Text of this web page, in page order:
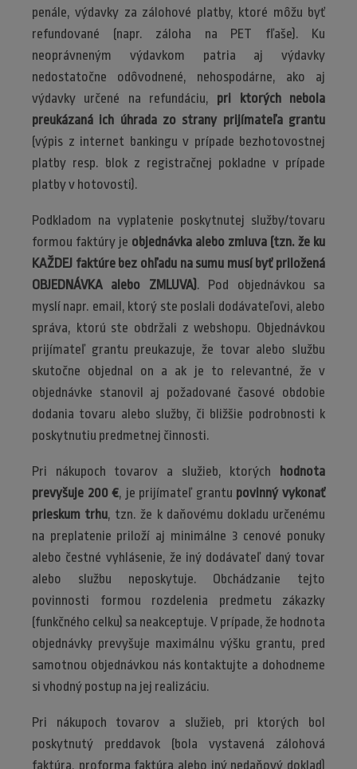
penále, výdavky za zálohové platby, ktoré môžu byť
refundované (napr. záloha na PET fľaše). Ku
neoprávneným výdavkom patria aj výdavky
nedostatočne odôvodnené, nehospodárne, ako aj
výdavky určené na refundáciu, pri ktorých nebola
preukázaná ich úhrada zo strany prijímateľa grantu
(výpis z internet bankingu v prípade bezhotovostnej
platby resp. blok z registračnej pokladne v prípade
platby v hotovosti).
Podkladom na vyplatenie poskytnutej služby/tovaru
formou faktúry je objednávka alebo zmluva (tzn. že ku
KAŽDEJ faktúre bez ohľadu na sumu musí byť priložená
OBJEDNÁVKA alebo ZMLUVA) . Pod objednávkou sa
myslí napr. email, ktorý ste poslali dodávateľovi, alebo
správa, ktorú ste obdržali z webshopu. Objednávkou
prijímateľ grantu preukazuje, že tovar alebo službu
skutočne objednal on a ak je to relevantné, že v
objednávke stanovil aj požadované časové obdobie
dodania tovaru alebo služby, či bližšie podrobnosti k
poskytnutiu predmetnej činnosti.
Pri nákupoch tovarov a služieb, ktorých
hodnota
prevyšuje 200 €, je prijímateľ grantu povinný vykonať
prieskum trhu, tzn. že k daňovému dokladu určenému
na preplatenie priloží aj minimálne 3 cenové ponuky
alebo čestné vyhlásenie, že iný dodávateľ daný tovar
alebo službu neposkytuje. Obchádzanie tejto
povinnosti formou rozdelenia predmetu zákazky
(funkčného celku) sa neakceptuje. V prípade, že hodnota
objednávky prevyšuje maximálnu výšku grantu, pred
samotnou objednávkou nás kontaktujte a dohodneme
si vhodný postup na jej realizáciu.
Pri nákupoch tovarov a služieb, pri ktorých bol
poskytnutý preddavok (bola vystavená zálohová
faktúra, proforma faktúra alebo iný nedaňový doklad)